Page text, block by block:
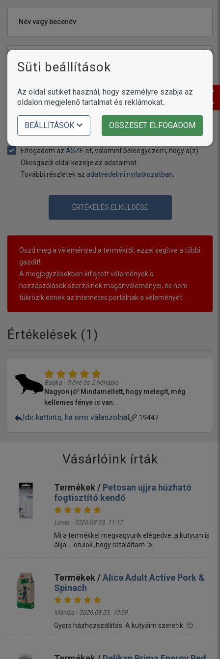
Név vagy becenév
Értékelés
1000karakter áll rendelkezésére
Elfogadom az ÁSZF-et, valamint beleegyezem, hogy a(z)
Okosgazdi oldal kezelje az adataimat.
További részletek az adatvédelmi nyilatkozatban.
ÉRTÉKELÉS ELKÜLDÉSE
Oszd meg a véleményed a termékről, ezzel segítve a többi
gazdit!
A megjegyzésekben kifejtett vélemények a
hozzászólások szerzőinek magánvéleményei, és nem
tükrözik ennek az internetes portálnak a véleményét.
Értékelések (1 )
Booka - 9 éve és 2 hónapja
Nagyon jó! Mindamellett, hogy melegít, még
kellemes fénye is van.
Ide kattints, ha erre válaszolnál 19447
Vásárlóink írták
Termékek / Petosan ujjra húzható
fogtisztító kendő
Linda - 2026.08.03. 11:17
Mi a termékkel megvagyunk elégedve ,a kutyum is
állja ....örülök ,hogy rátaláltam ☺️
Termékek /Alice Adult Active Pork &
Spinach
Mónika - 2026.08.03. 10:59
Gyors házhozszállitás. A kutyáim szeretik. 🙂
Süti beállítások
Az oldal sütiket használ, hogy személyre szabja az
oldalon megjelenő tartalmat és reklámokat..
BEÁLLÍTÁSOK ÖSSZESET ELFOGADOM